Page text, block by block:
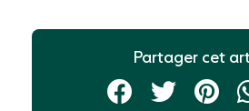
Partager cet